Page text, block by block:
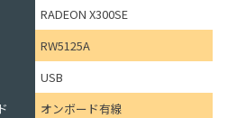
RADEON X300SE
RW5125A
USB
オンボード有線